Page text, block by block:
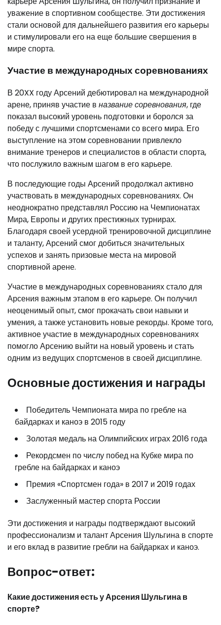
уважение в спортивном сообществе. Эти достижения
стали основой для дальнейшего развития его карьеры
и стимулировали его на еще большие свершения в
мире спорта.
Участие в международных соревнованиях
В 20XX году Арсений дебютировал на международной
арене, приняв участие в название соревнования, где
показал высокий уровень подготовки и боролся за
победу с лучшими спортсменами со всего мира. Его
выступление на этом соревновании привлекло
внимание тренеров и специалистов в области спорта,
что послужило важным шагом в его карьере.
В последующие годы Арсений продолжал активно
участвовать в международных соревнованиях. Он
неоднократно представлял Россию на Чемпионатах
Мира, Европы и других престижных турнирах.
Благодаря своей усердной тренировочной дисциплине
и таланту, Арсений смог добиться значительных
успехов и занять призовые места на мировой
спортивной арене.
Участие в международных соревнованиях стало для
Арсения важным этапом в его карьере. Он получил
неоценимый опыт, смог прокачать свои навыки и
умения, а также установить новые рекорды. Кроме того,
активное участие в международных соревнованиях
помогло Арсению выйти на новый уровень и стать
одним из ведущих спортсменов в своей дисциплине.
Основные достижения и награды
Победитель Чемпионата мира по гребле на
байдарках и каноэ в 2015 году
Золотая медаль на Олимпийских играх 2016 года
Рекордсмен по числу побед на Кубке мира по
гребле на байдарках и каноэ
Премия «Спортсмен года» в 2017 и 2019 годах
Заслуженный мастер спорта России
Эти достижения и награды подтверждают высокий
профессионализм и талант Арсения Шульгина в спорте
и его вклад в развитие гребли на байдарках и каноэ.
Вопрос-ответ:
Какие достижения есть у Арсения Шульгина в
спорте?